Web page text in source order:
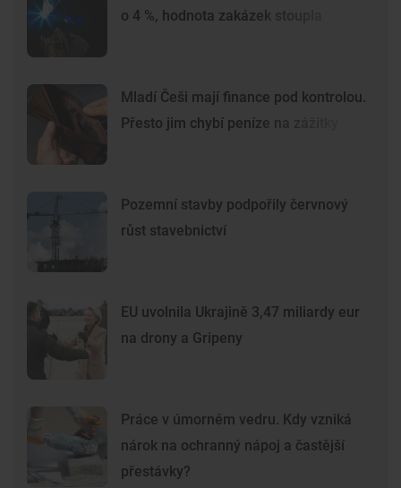
o 4 %, hodnota zakázek stoupla
Mladí Češi mají finance pod kontrolou.
Přesto jim chybí peníze na zážitky
Pozemní stavby podpořily červnový
růst stavebnictví
EU uvolnila Ukrajině 3,47 miliardy eur
na drony a Gripeny
Práce v úmorném vedru. Kdy vzniká
nárok na ochranný nápoj a častější
přestávky?